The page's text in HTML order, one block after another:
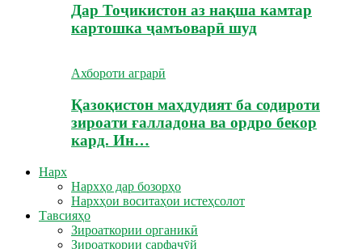
Дар Тоҷикистон аз нақша камтар
картошка ҷамъоварӣ шуд
Ахбороти аграрӣ
Қазоқистон маҳдудият ба содироти
зироати ғалладона ва ордро бекор
кард. Ин…
Нарх
Нархҳо дар бозорҳо
Нархҳои воситаҳои истеҳсолот
Тавсияҳо
Зироаткории органикӣ
Зироаткории сарфаҷӯй